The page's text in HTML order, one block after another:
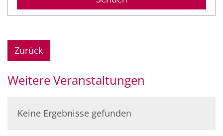
Zurück
Weitere Veranstaltungen
Keine Ergebnisse gefunden